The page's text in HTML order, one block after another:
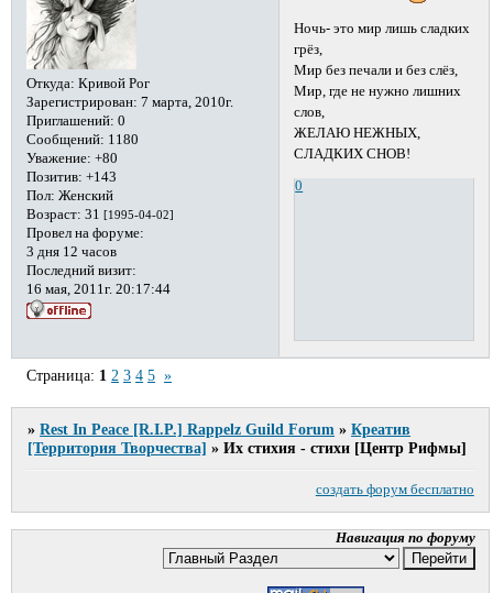
Откуда: Кривой Рог
Зарегистрирован: 7 марта, 2010г.
Приглашений: 0
Сообщений: 1180
Уважение: +80
Позитив: +143
Пол: Женский
Возраст: 31 [1995-04-02]
Провел на форуме:
3 дня 12 часов
Последний визит:
16 мая, 2011г. 20:17:44
Ночь- это мир лишь сладких
грёз,
Мир без печали и без слёз,
Мир, где не нужно лишних
слов,
ЖЕЛАЮ НЕЖНЫХ,
СЛАДКИХ СНОВ!
0
Страница: 1 2 3 4 5 »
»Rest In Peace [R.I.P.] Rappelz Guild Forum »Креатив
[Территория Творчества] »Их стихия - стихи [Центр Рифмы]
создать форум бесплатно
Навигация по форуму